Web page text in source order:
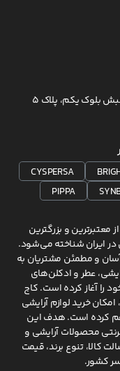
بلوک یکم، پلاک 5
CYSPERSA
PIPPA
معتبرترین و بزرگترین
در ایران شناخته می‌شود.
و مطمئن مشتریان به
عطر و ادکلن‌های
را آغاز کرده است. کاج
خرید لوازم آرایشی
کرده است. هدف این
محصولات آرایشی و
کالا، تنوع برند، قیمت
کشور.